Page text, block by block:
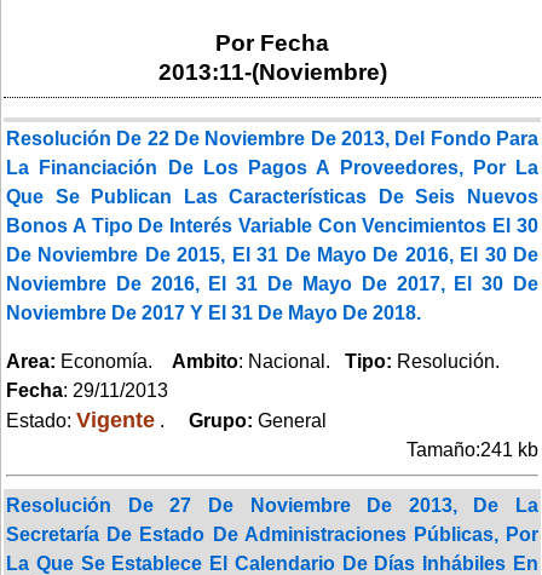
Por Fecha
2013:11-(Noviembre)
Resolución De 22 De Noviembre De 2013, Del Fondo Para
La Financiación De Los Pagos A Proveedores, Por La
Que Se Publican Las Características De Seis Nuevos
Bonos A Tipo De Interés Variable Con Vencimientos El 30
De Noviembre De 2015, El 31 De Mayo De 2016, El 30 De
Noviembre De 2016, El 31 De Mayo De 2017, El 30 De
Noviembre De 2017 Y El 31 De Mayo De 2018.
Area: Economía. Ambito: Nacional. Tipo: Resolución.
Fecha: 29/11/2013
Estado: Vigente . Grupo: General
Tamaño:241 kb
Resolución De 27 De Noviembre De 2013, De La
Secretaría De Estado De Administraciones Públicas, Por
La Que Se Establece El Calendario De Días Inhábiles En